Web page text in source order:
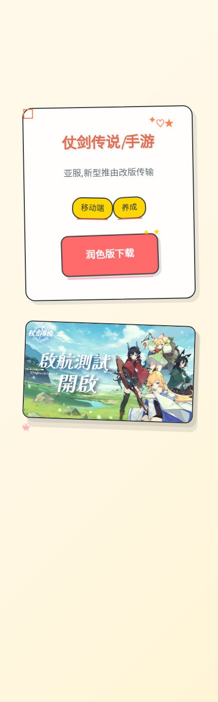
仗剑传说|手游
✦ ♡
★
亚服,新型推由改版传输
移动端 养成
润色版下载
→
✦ ★
✧
♡
★
♥